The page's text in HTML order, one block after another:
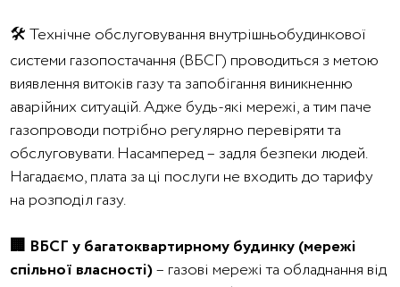
🛠️ Технічне обслуговування внутрішньобудинкової
системи газопостачання (ВБСГ) проводиться з метою
виявлення витоків газу та запобігання виникненню
аварійних ситуацій. Адже будь-які мережі, а тим паче
газопроводи потрібно регулярно перевіряти та
обслуговувати. Насамперед – задля безпеки людей.
Нагадаємо, плата за ці послуги не входить до тарифу
на розподіл газу.
🏢 ВБСГ у багатоквартирному будинку (мережі
спільної власності)– газові мережі та обладнання від